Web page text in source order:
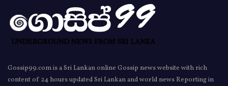
Gossip99.com is a Sri Lankan online Gossip news website with rich
content of 24 hours updated Sri Lankan and world news Reporting in